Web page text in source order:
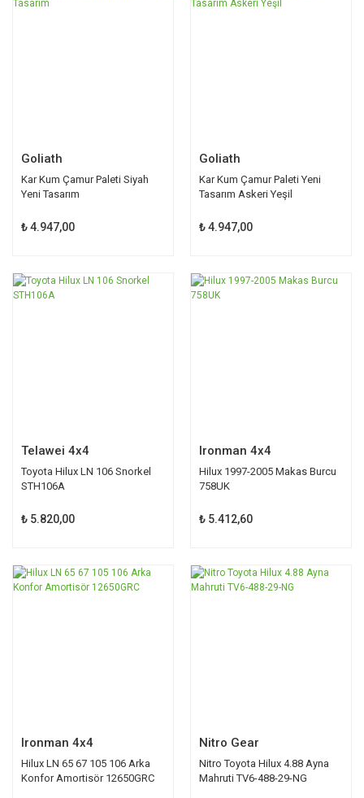
Goliath
Kar Kum Çamur Paleti Siyah
Yeni Tasarım
₺ 4.947,00
Goliath
Kar Kum Çamur Paleti Yeni
Tasarım Askeri Yeşil
₺ 4.947,00
Telawei 4x4
Toyota Hilux LN 106 Snorkel
STH106A
₺ 5.820,00
Ironman 4x4
Hilux 1997-2005 Makas Burcu
758UK
₺ 5.412,60
Ironman 4x4
Hilux LN 65 67 105 106 Arka
Konfor Amortisör 12650GRC
Nitro Gear
Nitro Toyota Hilux 4.88 Ayna
Mahruti TV6-488-29-NG